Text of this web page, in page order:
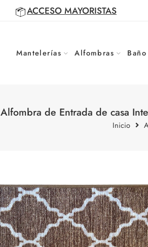
ACCESO MAYORISTAS
Mantelerías Alfombras Baño
Alfombra de Entrada de casa
Inicio